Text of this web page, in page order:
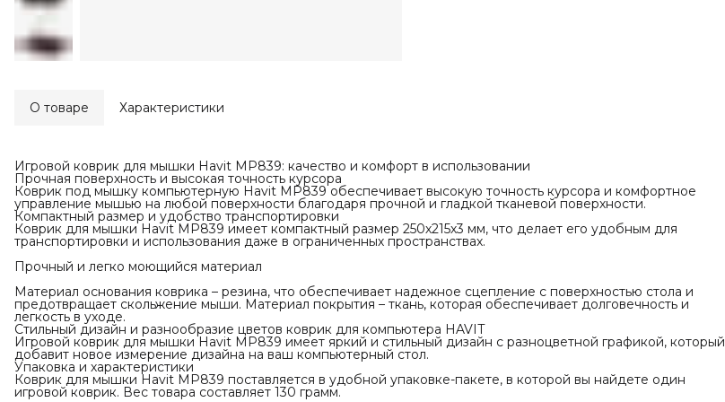
О товаре Характеристики
Игровой коврик для мышки Havit MP839: качество и комфорт в использовании
Прочная поверхность и высокая точность курсора
Коврик под мышку компьютерную Havit MP839 обеспечивает высокую точность курсора и комфортное
управление мышью на любой поверхности благодаря прочной и гладкой тканевой поверхности.
Компактный размер и удобство транспортировки
Коврик для мышки Havit MP839 имеет компактный размер 250х215х3 мм, что делает его удобным для
транспортировки и использования даже в ограниченных пространствах.
Прочный и легко моющийся материал
Материал основания коврика – резина, что обеспечивает надежное сцепление с поверхностью стола и
предотвращает скольжение мыши. Материал покрытия – ткань, которая обеспечивает долговечность и
легкость в уходе.
Стильный дизайн и разнообразие цветов коврик для компьютера HAVIT
Игровой коврик для мышки Havit MP839 имеет яркий и стильный дизайн с разноцветной графикой, который
добавит новое измерение дизайна на ваш компьютерный стол.
Упаковка и характеристики
Коврик для мышки Havit MP839 поставляется в удобной упаковке-пакете, в которой вы найдете один
игровой коврик. Вес товара составляет 130 грамм.